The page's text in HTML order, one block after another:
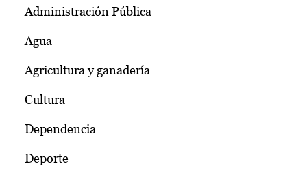
Administración Pública
Agua
Agricultura y ganadería
Cultura
Dependencia
Deporte